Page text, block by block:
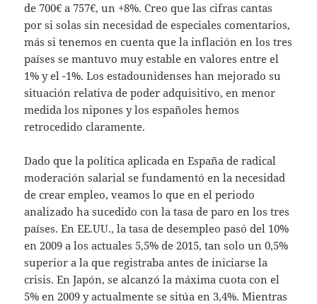
de 700€ a 757€, un +8%. Creo que las cifras cantas
por si solas sin necesidad de especiales comentarios,
más si tenemos en cuenta que la inflación en los tres
países se mantuvo muy estable en valores entre el
1% y el -1%. Los estadounidenses han mejorado su
situación relativa de poder adquisitivo, en menor
medida los nipones y los españoles hemos
retrocedido claramente.
Dado que la política aplicada en España de radical
moderación salarial se fundamentó en la necesidad
de crear empleo, veamos lo que en el periodo
analizado ha sucedido con la tasa de paro en los tres
países. En EE.UU., la tasa de desempleo pasó del 10%
en 2009 a los actuales 5,5% de 2015, tan solo un 0,5%
superior a la que registraba antes de iniciarse la
crisis. En Japón, se alcanzó la máxima cuota con el
5% en 2009 y actualmente se sitúa en 3,4%. Mientras